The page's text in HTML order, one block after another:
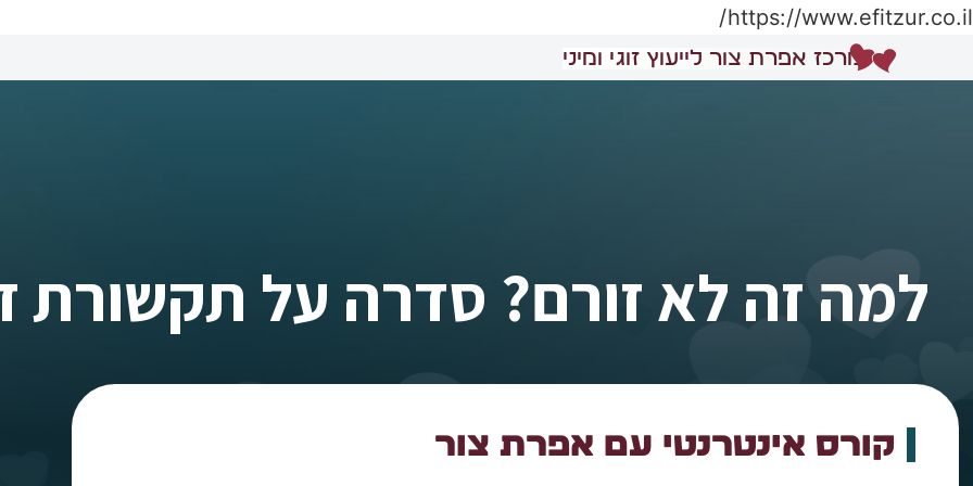
https://www.efitzur.co.il/
מרכז אפרת צור לייעוץ זוגי ומיני
למה זה לא זורם? סדרה על תקשורת
קורס אינטרנטי עם אפרת צור